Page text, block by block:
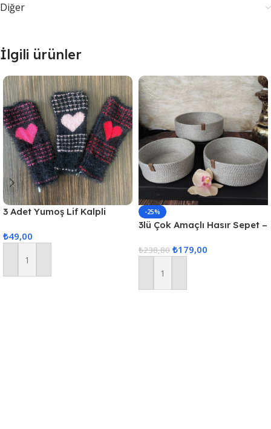
Diğer
İlgili ürünler
3 Adet Yumoş Lif Kalpli
₺49,00
Sepete Ekle
-25%
3lü Çok Amaçlı Hasır Sepet –
₺238,80 ₺179,00
Sepete Ekle